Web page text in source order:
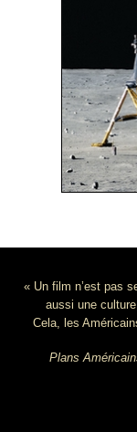
« Un film n’est pas
aussi une
Cela, les
Plans